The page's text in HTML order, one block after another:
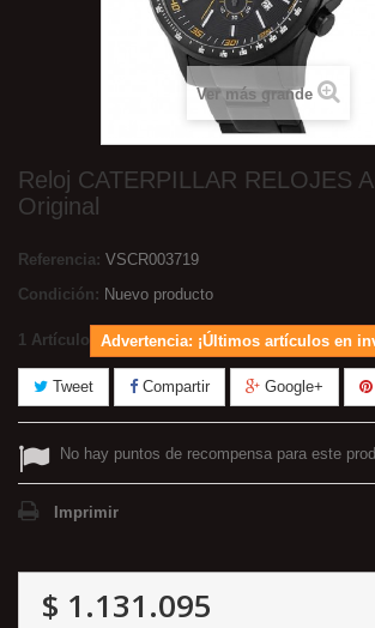
Ver más grande
Reloj CATERPILLAR RELOJES
Original
Referencia: VSCR003719
Condición: Nuevo producto
1 Artículo Advertencia: ¡Últimos artículos en
Tweet Compartir Google+
No hay puntos de recompensa para este
Imprimir
$ 1.131.095